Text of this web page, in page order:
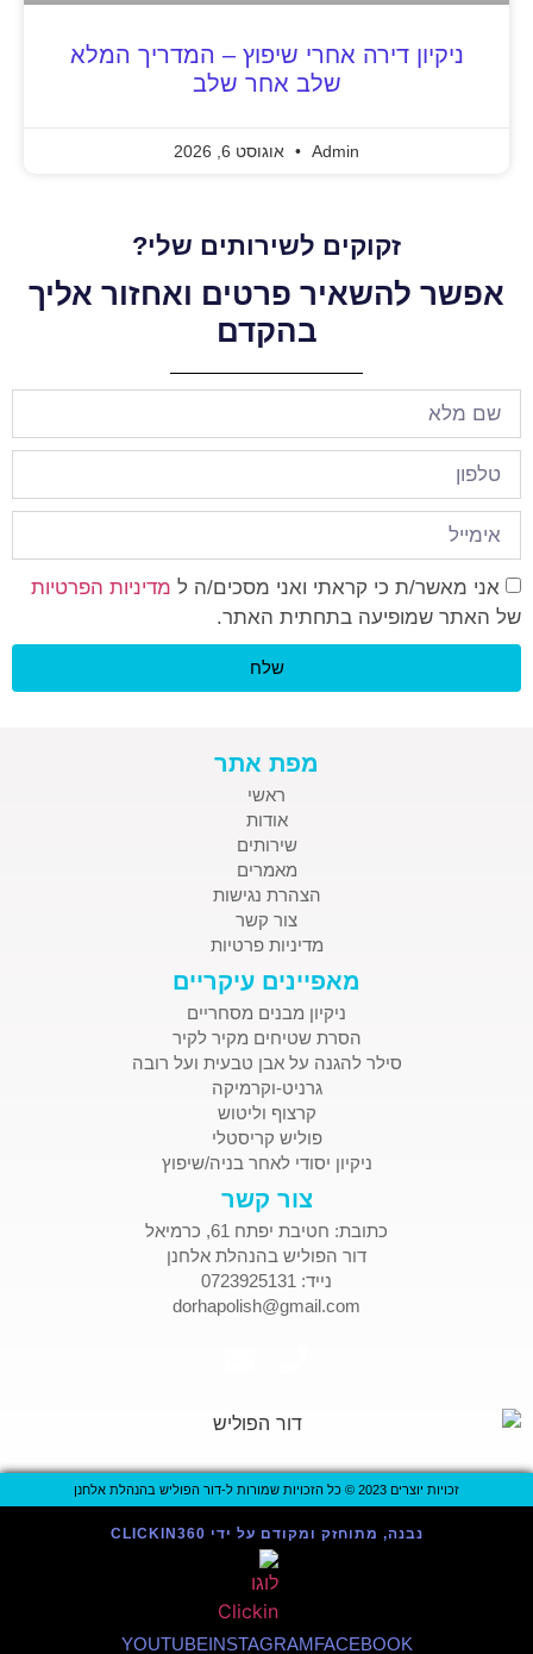
ניקיון דירה אחרי שיפוץ – המדריך המלא
שלב אחר שלב
Admin אוגוסט 6, 2026
זקוקים לשירותים שלי?
אפשר להשאיר פרטים ואחזור אליך
בהקדם
אני מאשר/ת כי קראתי ואני מסכים/ה ל מדיניות הפרטיות
של האתר שמופיעה בתחתית האתר.
שלח
מפת אתר
ראשי
אודות
שירותים
מאמרים
הצהרת נגישות
צור קשר
מדיניות פרטיות
מאפיינים עיקריים
ניקיון מבנים מסחריים
הסרת שטיחים מקיר לקיר
סילר להגנה על אבן טבעית ועל רובה
גרניט-וקרמיקה
קרצוף וליטוש
פוליש קריסטלי
ניקיון יסודי לאחר בניה/שיפוץ
צור קשר
כתובת: חטיבת יפתח 61, כרמיאל
דור הפוליש בהנהלת אלחנן
נייד: 0723925131
dorhapolish@gmail.com
זכויות יוצרים 2023 © כל הזכויות שמורות ל-דור הפוליש בהנהלת אלחנן
נבנה, מתוחזק ומקודם על ידי CLICKIN360
FACEBOOK
INSTAGRAM
YOUTUBE